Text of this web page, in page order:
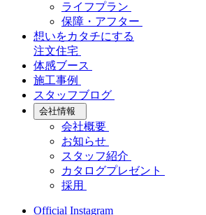
ライフプラン
保障・アフター
想いをカタチにする
注文住宅
体感ブース
施工事例
スタッフブログ
会社情報
会社概要
お知らせ
スタッフ紹介
カタログプレゼント
採用
Official Instagram